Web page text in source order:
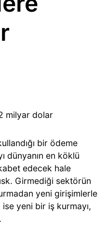
milyar dolar
bir ödeme
dünyanın en köklü
edecek hale
Girmediği sektörün
yeni girişimlerle
ise yeni bir iş kurmayı,